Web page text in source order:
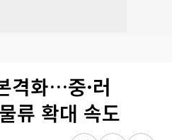
격화…중·러
류 확대 속도